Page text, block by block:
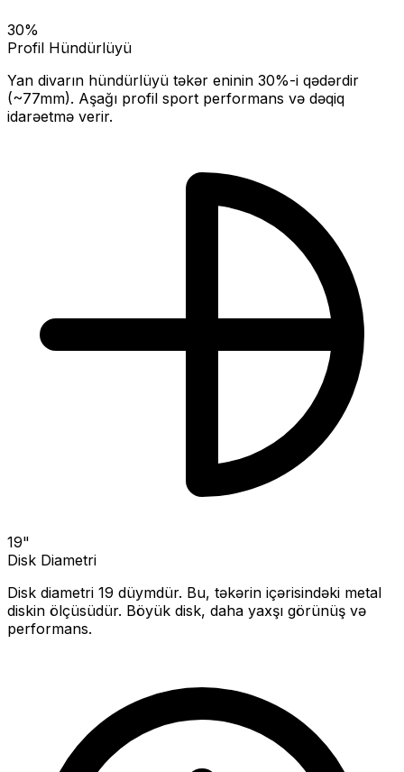
30%
Profil Hündürlüyü
Yan divarın hündürlüyü təkər eninin 30%-i qədərdir
(~77mm). Aşağı profil sport performans və dəqiq
idarəetmə verir.
19"
Disk Diametri
Disk diametri 19 düymdür. Bu, təkərin içərisindəki metal
diskin ölçüsüdür. Böyük disk, daha yaxşı görünüş və
performans.